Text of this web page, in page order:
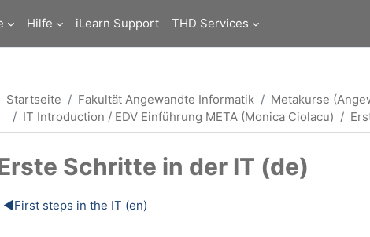
Hilfe iLearn Support THD Services
Startseite Fakultät Angewandte Informatik
Metakurse
IT Introduction / EDV Einführung META (Monica Ciolacu)
Schritte in der IT (de)
Abschnittsübersicht
◀︎First steps in the IT (en)